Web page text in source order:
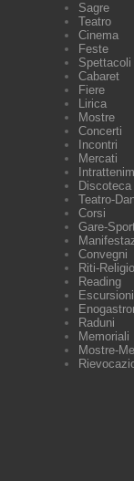
Sagre
Teatro
Cinema
Feste
Spettacoli
Cabaret
Fiere
Lirica
Mostre
Concerti
Incontri
Mercati
Discoteca
Teatro-
Corsi
Gare-
Convegni
Riti-
Reading
Escursioni
Raduni
Memoriali
Mostre-